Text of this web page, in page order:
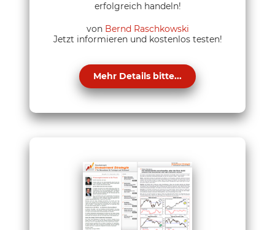
erfolgreich handeln!
von Bernd Raschkowski
Jetzt informieren und kostenlos testen!
Mehr Details bitte...